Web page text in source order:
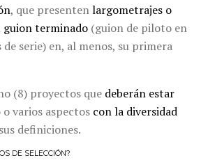
, que presentenlargometrajes o
guionterminado (guion de piloto en
serie) en, al menos, su primera
(8) proyectos que deberán estar
o varios aspectos conla diversidad
definiciones.
DE SELECCIÓN?